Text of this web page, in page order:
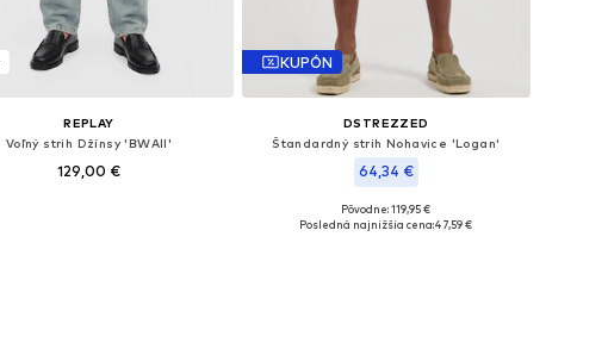
REPLAY
Voľný strih Džínsy 'BWAII'
129,00 €
KUPÓN
DSTREZZED
Štandardný strih Nohavice 'Logan'
64,34 €
Dostupné veľkosti: 33 x 33, 34 x 34, 36 x 36
Pôvodne: 119,95 €
Posledná najnižšia cena:47,59 €